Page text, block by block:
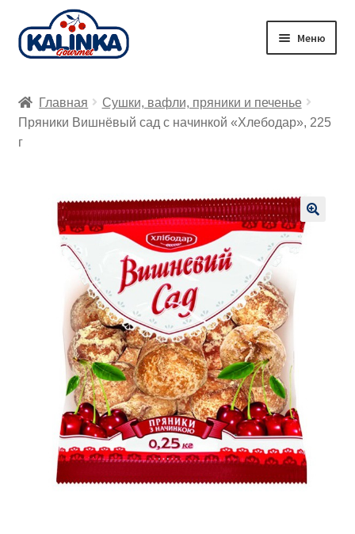
Перейти
к
Перейти
к
Меню
Заказ онлайн
Доставка
Корзина
Главная
Сушки, вафли, пряники и печенье
Пряники Вишнёвый сад с начинкой «Хлебодар», 225
г